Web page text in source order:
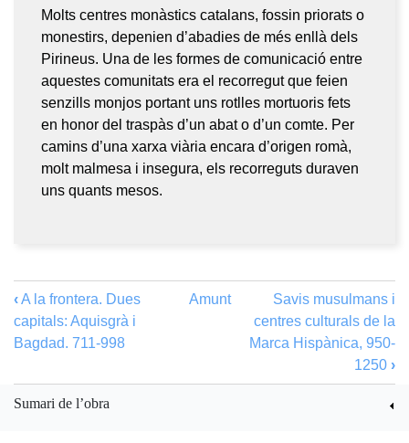
Molts centres monàstics catalans, fossin priorats o
monestirs, depenien d’abadies de més enllà dels
Pirineus. Una de les formes de comunicació entre
aquestes comunitats era el recorregut que feien
senzills monjos portant uns rotlles mortuoris fets
en honor del traspàs d’un abat o d’un comte. Per
camins d’una xarxa viària encara d’origen romà,
molt malmesa i insegura, els recorreguts duraven
uns quants mesos.
‹A la frontera. Dues
capitals: Aquisgrà i
Bagdad. 711-998
Amunt
Savis musulmans i
centres culturals de la
Marca Hispànica, 950-
1250 ›
Sumari de l’obra